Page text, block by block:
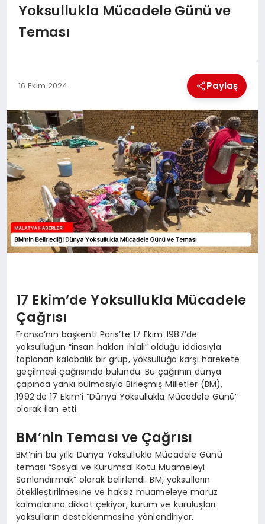
EĞITIM
MAGAZIN
SAĞLIK
SIYASET
SPOR
TEKNOLOJI
Yoksullukla Mücadele Günü ve
Teması
16 Ekim 2024 Paylaş
17 Ekim’de Yoksullukla Mücadele
Çağrısı
Fransa’nın başkenti Paris’te 17 Ekim 1987’de
yoksulluğun “insan hakları ihlali” olduğu iddiasıyla
toplanan kalabalık bir grup, yoksulluğa karşı harekete
geçilmesi çağrısında bulundu. Bu çağrının dünya
çapında yankı bulmasıyla Birleşmiş Milletler (BM),
1992’de 17 Ekim’i “Dünya Yoksullukla Mücadele Günü”
olarak ilan etti.
BM’nin Teması ve Çağrısı
BM’nin bu yılki Dünya Yoksullukla Mücadele Günü
teması “Sosyal ve Kurumsal Kötü Muameleyi
Sonlandırmak” olarak belirlendi. BM, yoksulların
ötekileştirilmesine ve haksız muameleye maruz
kalmalarına dikkat çekiyor, kurum ve kuruluşları
yoksulların desteklenmesine yönlendiriyor.